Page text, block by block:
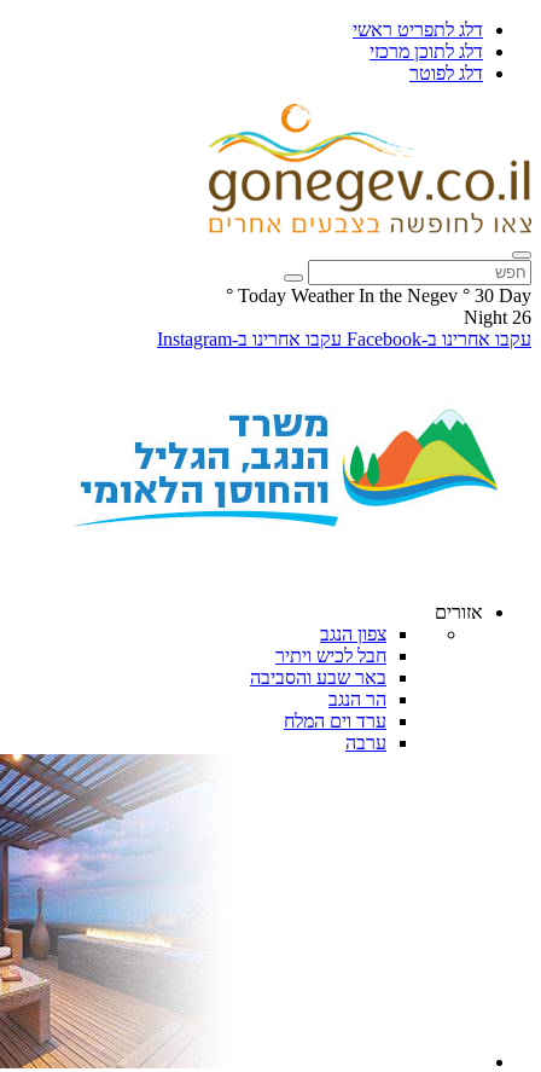
דלג לתפריט ראשי
דלג לתוכן מרכזי
דלג לפוטר
Today Weather In the Negev ° 30 Day
°
26
Night
עקבו אחרינו ב-Facebook
עקבו אחרינו ב-Instagram
אזורים
צפון הנגב
חבל לכיש ויתיר
באר שבע והסביבה
הר הנגב
ערד וים המלח
ערבה